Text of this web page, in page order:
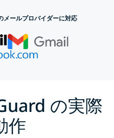
動作
か？
メールプロバイダーに対応
の実際
作